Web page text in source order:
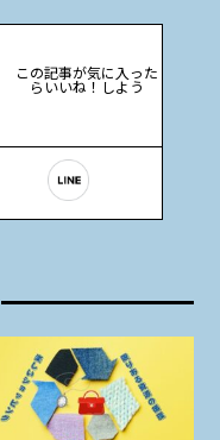
この記事が気に入った
らいいね！しよう